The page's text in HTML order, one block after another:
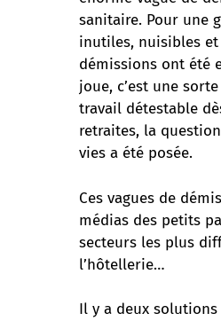
sanitaire. Pour une
inutiles, nuisibles et
démissions ont été
joue, c’est une
travail détestable
retraites, la
vies a été posée.
Ces vagues de
médias des petits
secteurs les plus
l’hôtellerie…
Il y a deux